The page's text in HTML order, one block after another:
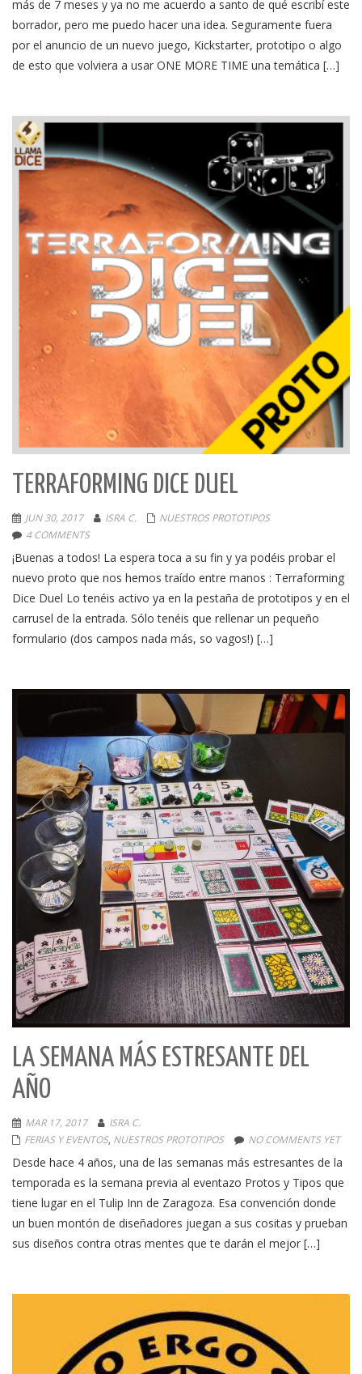
más de 7 meses y ya no me acuerdo a santo de qué escribí este
borrador, pero me puedo hacer una idea. Seguramente fuera
por el anuncio de un nuevo juego, Kickstarter, prototipo o algo
de esto que volviera a usar ONE MORE TIME una temática […]
TERRAFORMING DICE DUEL
JUN 30, 2017 ISRA C.
NUESTROS PROTOTIPOS
4 COMMENTS
¡Buenas a todos! La espera toca a su fin y ya podéis probar el
nuevo proto que nos hemos traído entre manos : Terraforming
Dice Duel Lo tenéis activo ya en la pestaña de prototipos y en el
carrusel de la entrada. Sólo tenéis que rellenar un pequeño
formulario (dos campos nada más, so vagos!) […]
LA SEMANA MÁS ESTRESANTE DEL
AÑO
MAR 17, 2017
ISRA C.
FERIAS Y EVENTOS, NUESTROS PROTOTIPOS NO COMMENTS YET
Desde hace 4 años, una de las semanas más estresantes de la
temporada es la semana previa al eventazo Protos y Tipos que
tiene lugar en el Tulip Inn de Zaragoza. Esa convención donde
un buen montón de diseñadores juegan a sus cositas y prueban
sus diseños contra otras mentes que te darán el mejor […]